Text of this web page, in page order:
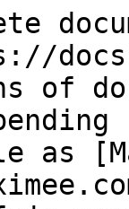
of
as